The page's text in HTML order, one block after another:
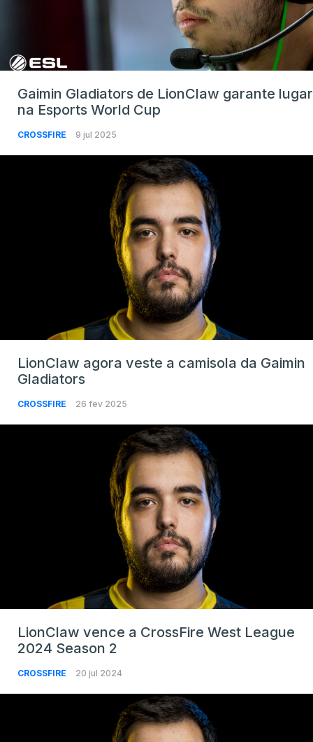
Gaimin Gladiators de LionClaw garante lugar
na Esports World Cup
CROSSFIRE 9 jul 2025
LionClaw agora veste a camisola da Gaimin
Gladiators
CROSSFIRE 26 fev 2025
LionClaw vence a CrossFire West League
2024 Season 2
CROSSFIRE 20 jul 2024